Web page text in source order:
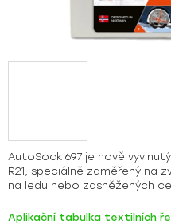
AutoSock 697 je nově
R21, speciálně zaměřený na
na ledu nebo zasněžených
Aplikační tabulka textilních